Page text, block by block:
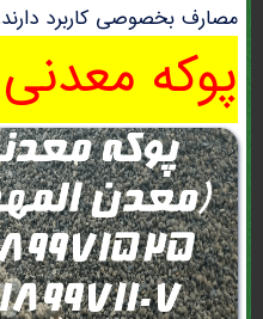
مصارف بخصوصی کاربرد
پوکه